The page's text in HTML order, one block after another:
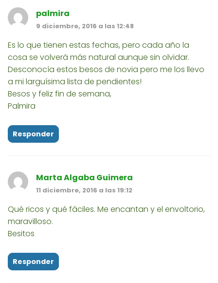
palmira
9 diciembre, 2016 a las 12:48
Es lo que tienen estas fechas, pero cada año la
cosa se volverá más natural aunque sin olvidar.
Desconocía estos besos de novia pero me los llevo
a mi larguísima lista de pendientes!
Besos y feliz fin de semana,
Palmira
Responder
Marta Algaba Guimera
11 diciembre, 2016 a las 19:12
Qué ricos y qué fáciles. Me encantan y el envoltorio,
maravilloso.
Besitos
Responder